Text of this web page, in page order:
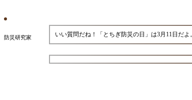
防災研究家 いい質問だね！「とちぎ防災の日」は3月11日だ